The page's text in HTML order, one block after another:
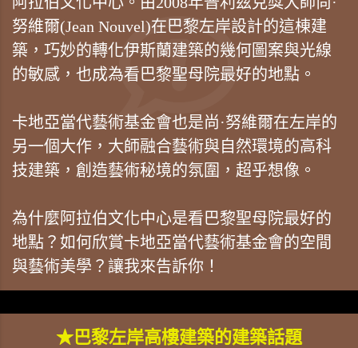
努維爾(Jean Nouvel)在巴黎左岸設計的這棟建
築，巧妙的轉化伊斯蘭建築的幾何圖案與光線
的敏感，也成為看巴黎聖母院最好的地點。
卡地亞當代藝術基金會也是尚·努維爾在左岸的
另一個大作，大師融合藝術與自然環境的高科
技建築，創造藝術秘境的氛圍，超乎想像。
為什麼阿拉伯文化中心是看巴黎聖母院最好的
地點？如何欣賞卡地亞當代藝術基金會的空間
與藝術美學？讓我來告訴你！
★巴黎左岸高樓建築的建築話題